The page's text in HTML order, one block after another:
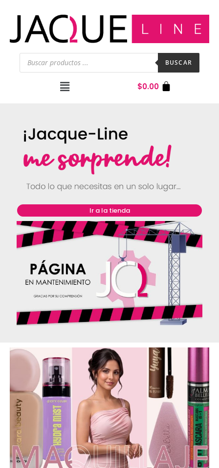
BUSCAR
$0.00
Ir a la tienda